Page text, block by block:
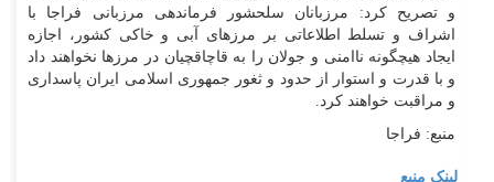
و تصریح کرد: مرزبانان سلحشور فرماندهی مرزبانی فراجا با
اشراف و تسلط اطلاعاتی بر مرز‌های آبی و خاکی کشور، اجازه
ایجاد هیچگونه ناامنی و جولان را به قاچاقچیان در مرز‌ها نخواهند داد
و با قدرت و استوار از حدود و ثغور جمهوری اسلامی ایران پاسداری
و مراقبت خواهند کرد.
منبع: فراجا
لینک منبع